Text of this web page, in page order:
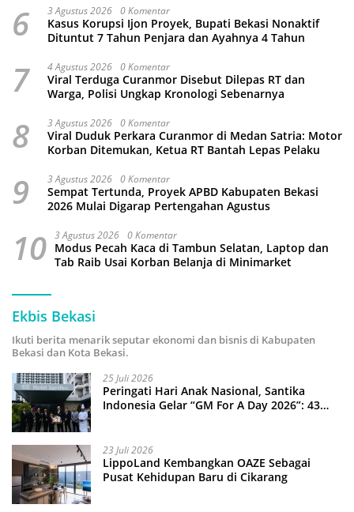
6 3 Agustus 2026 0 Komentar
Kasus Korupsi Ijon Proyek, Bupati Bekasi Nonaktif
Dituntut 7 Tahun Penjara dan Ayahnya 4 Tahun
7 4 Agustus 2026 0 Komentar
Viral Terduga Curanmor Disebut Dilepas RT dan
Warga, Polisi Ungkap Kronologi Sebenarnya
8 3 Agustus 2026 0 Komentar
Viral Duduk Perkara Curanmor di Medan Satria: Motor
Korban Ditemukan, Ketua RT Bantah Lepas Pelaku
9 3 Agustus 2026 0 Komentar
Sempat Tertunda, Proyek APBD Kabupaten Bekasi
2026 Mulai Digarap Pertengahan Agustus
10 3 Agustus 2026 0 Komentar
Modus Pecah Kaca di Tambun Selatan, Laptop dan
Tab Raib Usai Korban Belanja di Minimarket
Ekbis Bekasi
Ikuti berita menarik seputar ekonomi dan bisnis di Kabupaten
Bekasi dan Kota Bekasi.
25 Juli 2026
Peringati Hari Anak Nasional, Santika
Indonesia Gelar “GM For A Day 2026”: 43
23 Juli 2026
LippoLand Kembangkan OAZE Sebagai
Pusat Kehidupan Baru di Cikarang